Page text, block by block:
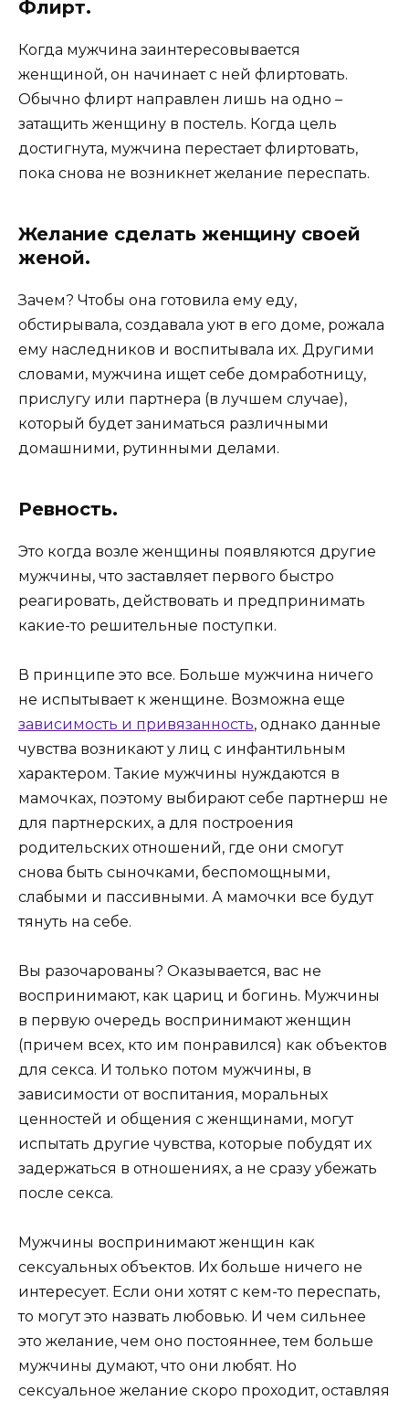
Флирт.
Когда мужчина заинтересовывается
женщиной, он начинает с ней флиртовать.
Обычно флирт направлен лишь на одно –
затащить женщину в постель. Когда цель
достигнута, мужчина перестает флиртовать,
пока снова не возникнет желание переспать.
Желание сделать женщину своей
женой.
Зачем? Чтобы она готовила ему еду,
обстирывала, создавала уют в его доме, рожала
ему наследников и воспитывала их. Другими
словами, мужчина ищет себе домработницу,
прислугу или партнера (в лучшем случае),
который будет заниматься различными
домашними, рутинными делами.
Ревность.
Это когда возле женщины появляются другие
мужчины, что заставляет первого быстро
реагировать, действовать и предпринимать
какие-то решительные поступки.
В принципе это все. Больше мужчина ничего
не испытывает к женщине. Возможна еще
зависимость и привязанность, однако данные
чувства возникают у лиц с инфантильным
характером. Такие мужчины нуждаются в
мамочках, поэтому выбирают себе партнерш не
для партнерских, а для построения
родительских отношений, где они смогут
снова быть сыночками, беспомощными,
слабыми и пассивными. А мамочки все будут
тянуть на себе.
Вы разочарованы? Оказывается, вас не
воспринимают, как цариц и богинь. Мужчины
в первую очередь воспринимают женщин
(причем всех, кто им понравился) как объектов
для секса. И только потом мужчины, в
зависимости от воспитания, моральных
ценностей и общения с женщинами, могут
испытать другие чувства, которые побудят их
задержаться в отношениях, а не сразу убежать
после секса.
Мужчины воспринимают женщин как
сексуальных объектов. Их больше ничего не
интересует. Если они хотят с кем-то переспать,
то могут это назвать любовью. И чем сильнее
это желание, чем оно постояннее, тем больше
мужчины думают, что они любят. Но
сексуальное желание скоро проходит, оставляя